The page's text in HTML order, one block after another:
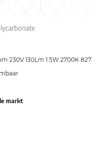
230V 130Lm 1.5W 2700K 827
markt